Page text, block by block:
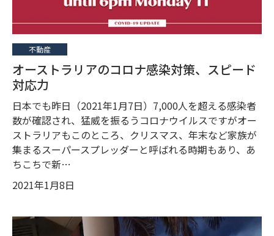
不動産
オーストラリアのコロナ感染対策、スピード
対応力
日本でも昨日（2021年1月7日）7,000人を超える感染者
数が確認され、猛威を振るうコロナウイルスですがオー
ストラリアもこのところ、クリスマス、年末など家族が
集まるスーパースプレッダーと呼ばれる時期もあり、あ
ちこちで新…
2021年1月8日